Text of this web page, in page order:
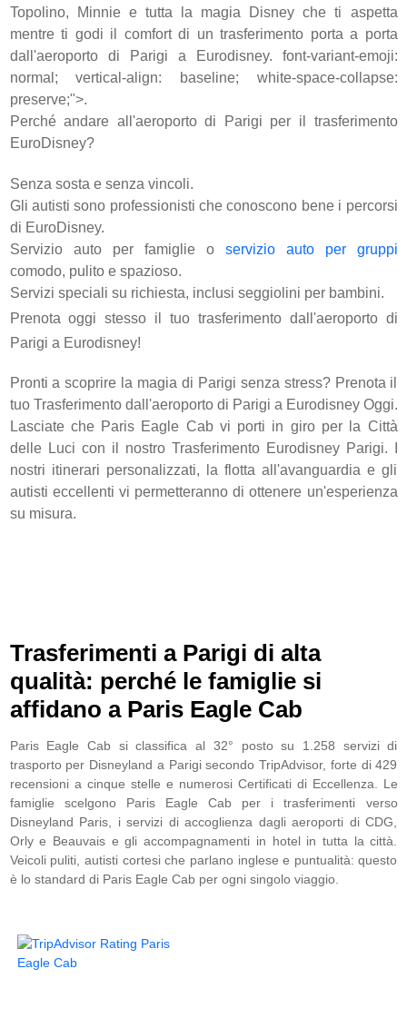
Topolino, Minnie e tutta la magia Disney che ti aspetta
mentre ti godi il comfort di un trasferimento porta a porta
dall'aeroporto di Parigi a Eurodisney. font-variant-emoji:
normal; vertical-align: baseline; white-space-collapse:
preserve;">.
Perché andare all'aeroporto di Parigi per il trasferimento
EuroDisney?
Senza sosta e senza vincoli.
Gli autisti sono professionisti che conoscono bene i percorsi
di EuroDisney.
Servizio auto per famiglie o servizio auto per gruppi
comodo, pulito e spazioso.
Servizi speciali su richiesta, inclusi seggiolini per bambini.
Prenota oggi stesso il tuo trasferimento dall'aeroporto di
Parigi a Eurodisney!
Pronti a scoprire la magia di Parigi senza stress? Prenota il
tuo Trasferimento dall'aeroporto di Parigi a Eurodisney Oggi.
Lasciate che Paris Eagle Cab vi porti in giro per la Città
delle Luci con il nostro Trasferimento Eurodisney Parigi. I
nostri itinerari personalizzati, la flotta all'avanguardia e gli
autisti eccellenti vi permetteranno di ottenere un'esperienza
su misura.
Trasferimenti a Parigi di alta
qualità: perché le famiglie si
affidano a Paris Eagle Cab
Paris Eagle Cab si classifica al 32° posto su 1.258 servizi di
trasporto per Disneyland a Parigi secondo TripAdvisor, forte di 429
recensioni a cinque stelle e numerosi Certificati di Eccellenza. Le
famiglie scelgono Paris Eagle Cab per i trasferimenti verso
Disneyland Paris, i servizi di accoglienza dagli aeroporti di CDG,
Orly e Beauvais e gli accompagnamenti in hotel in tutta la città.
Veicoli puliti, autisti cortesi che parlano inglese e puntualità: questo
è lo standard di Paris Eagle Cab per ogni singolo viaggio.